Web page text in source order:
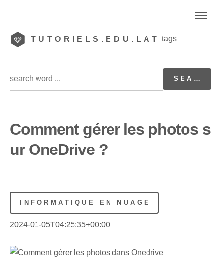
TUTORIELS.EDU.LAT tags
Comment gérer les photos s
ur OneDrive ?
INFORMATIQUE EN NUAGE
2024-01-05T04:25:35+00:00